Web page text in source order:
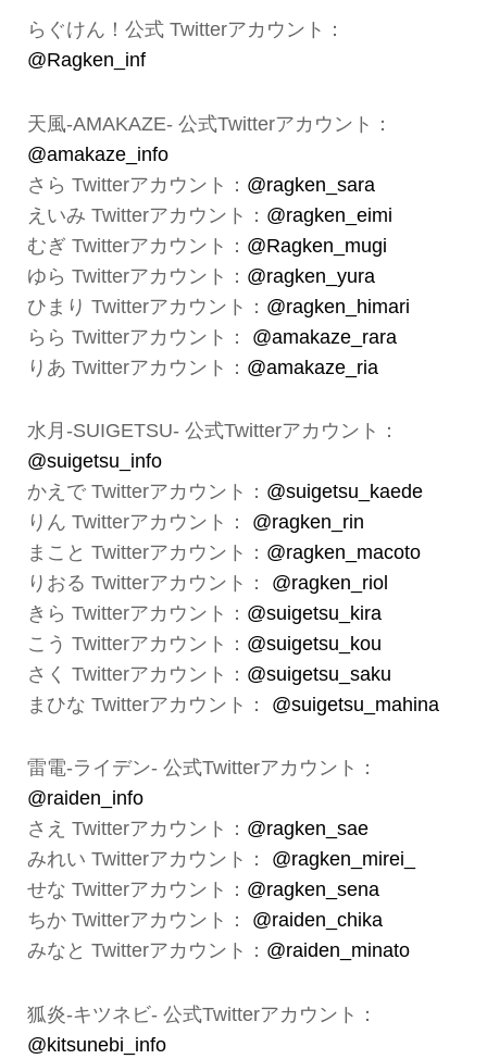
らぐけん！公式 Twitterアカウント：
@Ragken_inf
天風-AMAKAZE- 公式Twitterアカウント：
@amakaze_info
さら Twitterアカウント： @ragken_sara
えいみ Twitterアカウント： @ragken_eimi
むぎ Twitterアカウント： @Ragken_mugi
ゆら Twitterアカウント： @ragken_yura
ひまり Twitterアカウント： @ragken_himari
らら Twitterアカウント： @amakaze_rara
りあ Twitterアカウント： @amakaze_ria
水月-SUIGETSU- 公式Twitterアカウント：
@suigetsu_info
かえで Twitterアカウント： @suigetsu_kaede
りん Twitterアカウント： @ragken_rin
まこと Twitterアカウント： @ragken_macoto
りおる Twitterアカウント： @ragken_riol
きら Twitterアカウント： @suigetsu_kira
こう Twitterアカウント： @suigetsu_kou
さく Twitterアカウント： @suigetsu_saku
まひな Twitterアカウント： @suigetsu_mahina
雷電-ライデン- 公式Twitterアカウント：
@raiden_info
さえ Twitterアカウント： @ragken_sae
みれい Twitterアカウント： @ragken_mirei_
せな Twitterアカウント： @ragken_sena
ちか Twitterアカウント： @raiden_chika
みなと Twitterアカウント： @raiden_minato
狐炎-キツネビ- 公式Twitterアカウント：
@kitsunebi_info